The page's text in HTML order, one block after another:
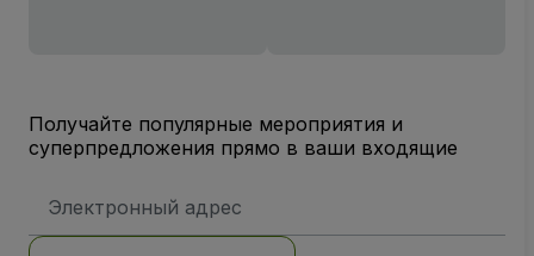
Получайте популярные мероприятия и
суперпредложения прямо в ваши входящие
электронной